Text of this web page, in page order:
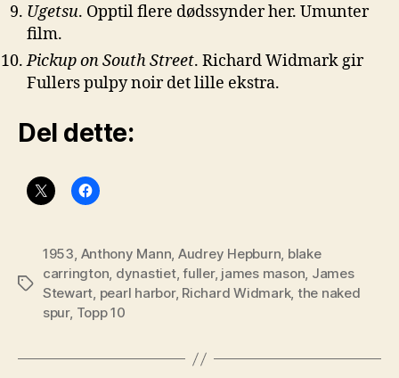
Ugetsu. Opptil flere dødssynder her. Umunter
film.
Pickup on South Street. Richard Widmark gir
Fullers pulpy noir det lille ekstra.
Del dette:
Stikkord
1953, Anthony Mann, Audrey Hepburn, blake
carrington, dynastiet,fuller, james mason, James
Stewart, pearl harbor, Richard Widmark, the naked
spur, Topp 10